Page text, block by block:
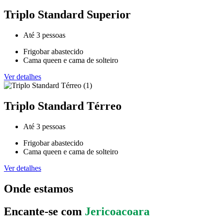
Triplo Standard Superior
Até 3 pessoas
Frigobar abastecido
Cama queen e cama de solteiro
Ver detalhes
Triplo Standard Térreo
Até 3 pessoas
Frigobar abastecido
Cama queen e cama de solteiro
Ver detalhes
Onde estamos
Encante-se com Jericoacoara